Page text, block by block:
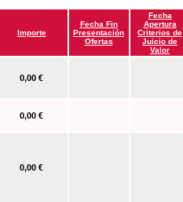
Importe
Fecha Fin
Presentación
Ofertas
Fecha
Apertura
Criterios de
Juicio de
Valor
0,00 €
0,00 €
0,00 €